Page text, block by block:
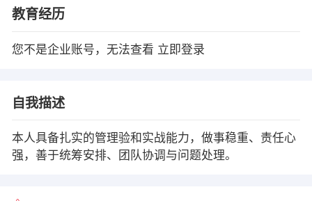
教育经历
您不是企业账号，无法查看 立即登录
自我描述
本人具备扎实的管理验和实战能力，做事稳重、责任心
强，善于统筹安排、团队协调与问题处理。